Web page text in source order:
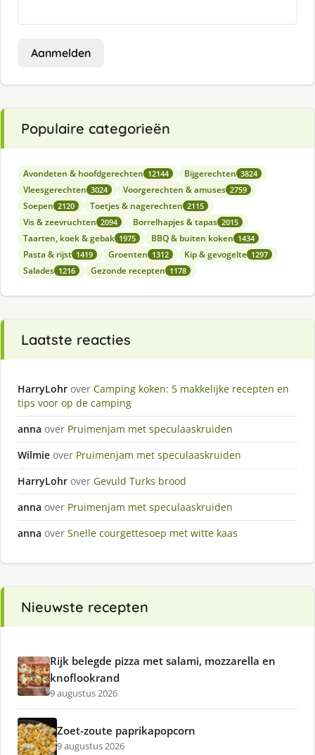
Aanmelden
Populaire categorieën
Avondeten & hoofdgerechten 12144 Bijgerechten 3824
Vleesgerechten 3024 Voorgerechten & amuses 2759
Soepen 2120 Toetjes & nagerechten 2115
Vis & zeevruchten 2094 Borrelhapjes & tapas 2015
Taarten, koek & gebak 1975 BBQ & buiten koken 1434
Pasta & rijst 1419 Groenten 1312 Kip & gevogelte 1297
Salades 1216 Gezonde recepten 1178
Laatste reacties
HarryLohr over Camping koken: 5 makkelijke recepten en
tips voor op de camping
anna over Pruimenjam met speculaaskruiden
Wilmie over Pruimenjam met speculaaskruiden
HarryLohr over Gevuld Turks brood
anna over Pruimenjam met speculaaskruiden
anna over Snelle courgettesoep met witte kaas
Nieuwste recepten
Rijk belegde pizza met salami, mozzarella en
knoflookrand
9 augustus 2026
Zoet-zoute paprikapopcorn
9 augustus 2026